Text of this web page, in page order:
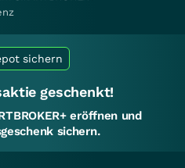
sichern
geschenkt!
eröffnen und
sichern.